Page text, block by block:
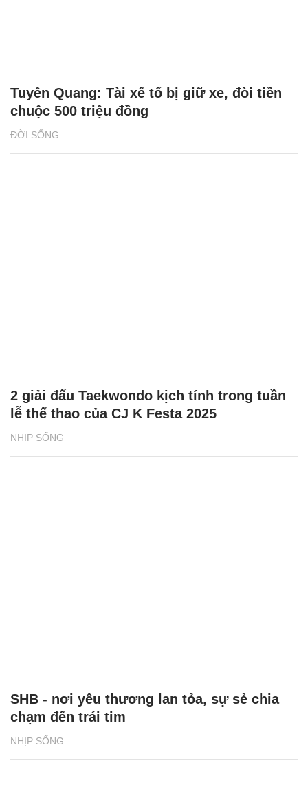
ĐỜI SỐNG
Tuyên Quang: Tài xế tố bị giữ xe, đòi tiền
chuộc 500 triệu đồng
NHỊP SỐNG
2 giải đấu Taekwondo kịch tính trong tuần
lễ thể thao của CJ K Festa 2025
NHỊP SỐNG
SHB - nơi yêu thương lan tỏa, sự sẻ chia
chạm đến trái tim